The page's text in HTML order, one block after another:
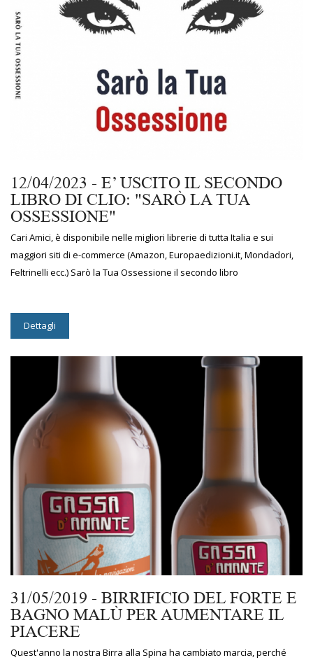
12/04/2023 - E’ USCITO IL SECONDO
LIBRO DI CLIO: "SARÒ LA TUA
OSSESSIONE"
Cari Amici, è disponibile nelle migliori librerie di tutta Italia e sui
maggiori siti di e-commerce (Amazon, Europaedizioni.it, Mondadori,
Feltrinelli ecc.) Sarò la Tua Ossessione il secondo libro
Dettagli
31/05/2019 - BIRRIFICIO DEL FORTE E
BAGNO MALÙ PER AUMENTARE IL
PIACERE
Quest'anno la nostra Birra alla Spina ha cambiato marcia, perché